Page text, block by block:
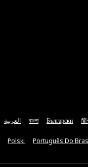
العربية বাংলা Български
Polski Português Do